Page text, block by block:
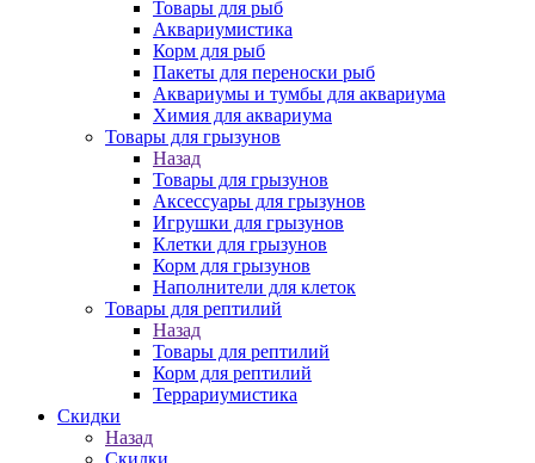
Товары для рыб
Аквариумистика
Корм для рыб
Пакеты для переноски рыб
Аквариумы и тумбы для аквариума
Химия для аквариума
Товары для грызунов
Назад
Товары для грызунов
Аксессуары для грызунов
Игрушки для грызунов
Клетки для грызунов
Корм для грызунов
Наполнители для клеток
Товары для рептилий
Назад
Товары для рептилий
Корм для рептилий
Террариумистика
Скидки
Назад
Скидки